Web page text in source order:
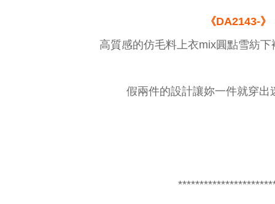
《DA2143-》
高質感的仿毛料上衣mix圓點雪紡
假兩件的設計讓妳一件就穿出